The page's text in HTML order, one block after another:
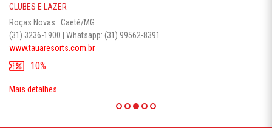
CLUBES E LAZER
Roças Novas . Caeté/MG
(31) 3236-1900 | Whatsapp: (31) 99562-8391
www.tauaresorts.com.br
10%
Mais detalhes